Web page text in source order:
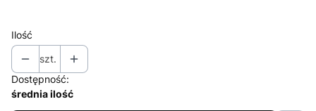
Ilość
szt.
Dostępność:
średnia ilość